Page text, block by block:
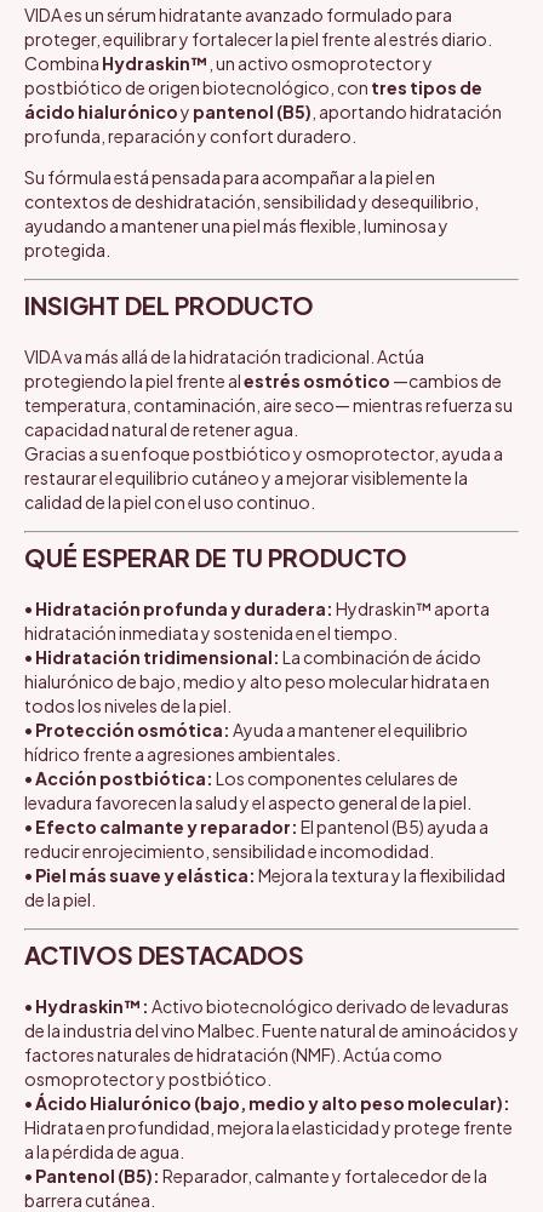
VIDA es un sérum hidratante avanzado formulado para
proteger, equilibrar y fortalecer la piel frente al estrés diario.
Combina Hydraskin™ , un activo osmoprotector y
postbiótico de origen biotecnológico, con tres tipos de
ácido hialurónicoy pantenol (B5) , aportando hidratación
profunda, reparación y confort duradero.
Su fórmula está pensada para acompañar a la piel en
contextos de deshidratación, sensibilidad y desequilibrio,
ayudando a mantener una piel más flexible, luminosa y
protegida.
INSIGHT DEL PRODUCTO
VIDA va más allá de la hidratación tradicional. Actúa
protegiendo la piel frente alestrés osmótico —cambios de
temperatura, contaminación, aire seco— mientras refuerza su
capacidad natural de retener agua.
Gracias a su enfoque postbiótico y osmoprotector, ayuda a
restaurar el equilibrio cutáneo y a mejorar visiblemente la
calidad de la piel con el uso continuo.
QUÉ ESPERAR DE TU PRODUCTO
• Hidratación profunda y duradera: Hydraskin™ aporta
hidratación inmediata y sostenida en el tiempo.
• Hidratación tridimensional: La combinación de ácido
hialurónico de bajo, medio y alto peso molecular hidrata en
todos los niveles de la piel.
• Protección osmótica: Ayuda a mantener el equilibrio
hídrico frente a agresiones ambientales.
•Acción postbiótica: Los componentes celulares de
levadura favorecen la salud y el aspecto general de la piel.
• Efecto calmante y reparador: El pantenol (B5) ayuda a
reducir enrojecimiento, sensibilidad e incomodidad.
• Piel más suave y elástica: Mejora la textura y la flexibilidad
de la piel.
ACTIVOS DESTACADOS
• Hydraskin™: Activo biotecnológico derivado de levaduras
de la industria del vino Malbec. Fuente natural de aminoácidos y
factores naturales de hidratación (NMF). Actúa como
osmoprotector y postbiótico.
•Ácido Hialurónico (bajo, medio y alto peso molecular):
Hidrata en profundidad, mejora la elasticidad y protege frente
a la pérdida de agua.
• Pantenol (B5): Reparador, calmante y fortalecedor de la
barrera cutánea.